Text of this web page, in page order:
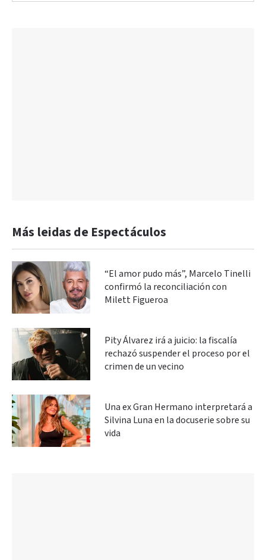
Más leidas de Espectáculos
“El amor pudo más”, Marcelo Tinelli
confirmó la reconciliación con
Milett Figueroa
Pity Álvarez irá a juicio: la fiscalía
rechazó suspender el proceso por el
crimen de un vecino
Una ex Gran Hermano interpretará a
Silvina Luna en la docuserie sobre su
vida